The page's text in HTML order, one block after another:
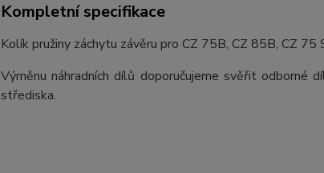
Kompletní specifikace
Kolík pružiny záchytu závěru pro CZ 75B, CZ 85B, CZ
Výměnu náhradních dílů doporučujeme svěřit odborné
střediska.